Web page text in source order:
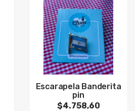
Escarapela Banderita
pin
$4.758,60